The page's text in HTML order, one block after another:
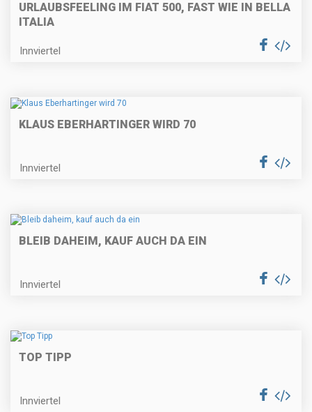
URLAUBSFEELING IM FIAT 500, FAST WIE IN BELLA
ITALIA
Innviertel
KLAUS EBERHARTINGER WIRD 70
Innviertel
BLEIB DAHEIM, KAUF AUCH DA EIN
Innviertel
TOP TIPP
Innviertel